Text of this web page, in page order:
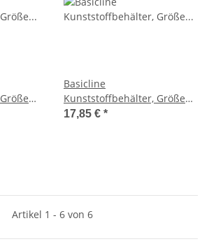
Basicline
Kunststoffbehälter, Größe
60x40x32cm auf Europalette
17,85 € *
Artikel 1 - 6 von 6